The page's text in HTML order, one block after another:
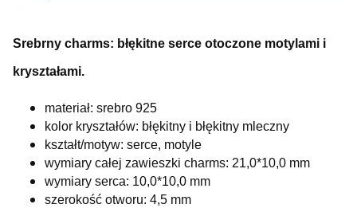
Srebrny charms: błękitne serce otoczone motylami i
kryształami.
materiał: srebro 925
kolor kryształów: błękitny i błękitny mleczny
kształt/motyw: serce, motyle
wymiary całej zawieszki charms: 21,0*10,0 mm
wymiary serca: 10,0*10,0 mm
szerokość otworu: 4,5 mm